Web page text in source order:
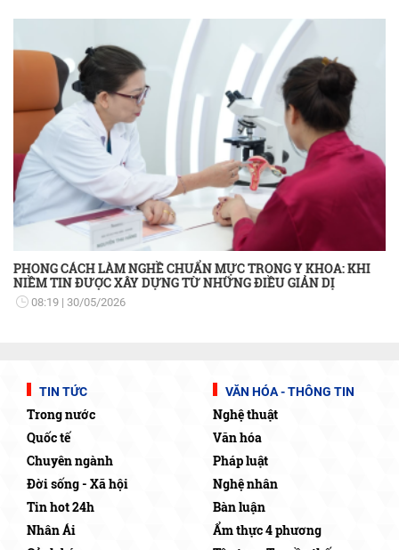
PHONG CÁCH LÀM NGHỀ CHUẨN MỰC TRONG Y KHOA: KHI
NIỀM TIN ĐƯỢC XÂY DỰNG TỪ NHỮNG ĐIỀU GIẢN DỊ
08:19 30/05/2026
TIN TỨC
Trong nước
Quốc tế
Chuyên ngành
Đời sống - Xã hội
Tin hot 24h
Nhân Ái
VĂN HÓA - THÔNG TIN
Nghệ thuật
Văn hóa
Pháp luật
Nghệ nhân
Bàn luận
Ẩm thực 4 phương